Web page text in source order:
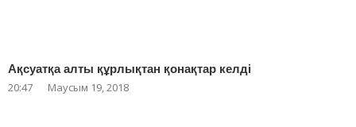
Ақсуатқа алты құрлықтан қонақтар келді
20:47 Маусым 19, 2018